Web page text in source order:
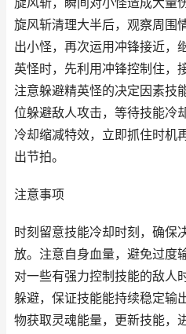
旋风斩清理大半后，观察周围
出小怪，再次运用冲锋接近，
英怪时，先利用冲锋控制住，
注意躲避精英怪的决定因素技
位躲避敌人攻击，等待技能冷
冷却缩减特效，立即抓住时机
出节拍。
注意事项
时刻留意技能冷却时刻，确保
放。注意自身血量，避免过度
对一些有强力控制技能的敌人
躲避，保证技能能持续稳定输
物获取灵魂能量，更新技能，